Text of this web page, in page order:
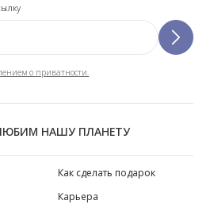
о приватности.
НАШУ ПЛАНЕТУ
Как сделать подарок
Карьера